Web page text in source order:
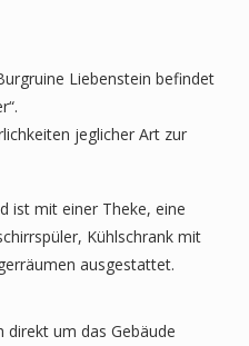
Liebenstein befindet
jeglicher Art zur
ist mit einer Theke, eine
Kühlschrank mit
ausgestattet.
direkt um das Gebäude